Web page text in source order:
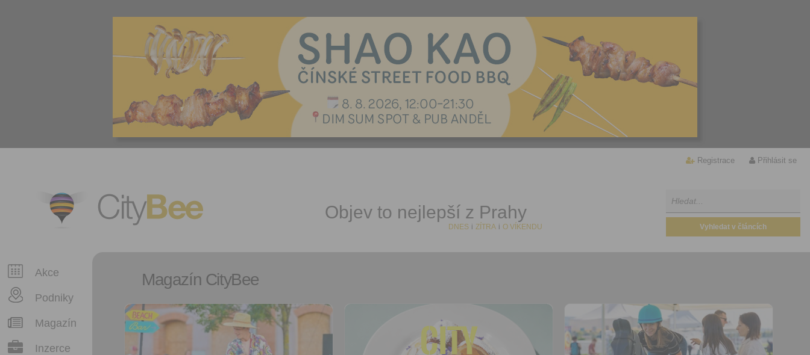
Registrace Přihlásit se
CityBee Objev to nejlepší z Prahy
DNES i ZÍTRA i O VÍKENDU
Akce
Podniky
Magazín
Inzerce
Magazín CityBee